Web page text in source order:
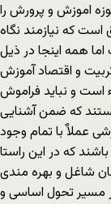
اموزش و پرورش را
که نیازمند نگاه
همه اینجا در ذیل
و اقتصاد آموزش
است و نباید فراموش
که ضمن آشنایی
عملاٌ با تمام وجود
که در این راستا
شاغل و بهره مندی
مسیر تحول اساسی و